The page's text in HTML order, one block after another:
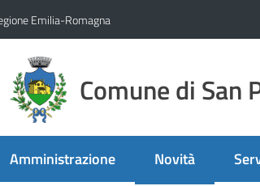
Emilia-Romagna
Comune di San
Amministrazione
Menu selezionato Novità